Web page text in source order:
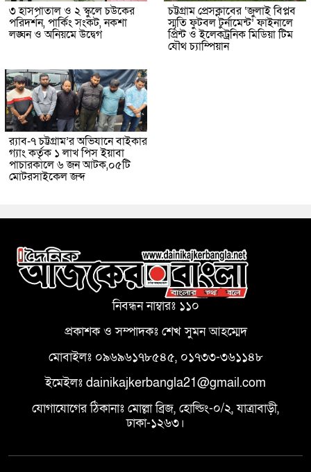
৩ হাসপাতাল ও ২ স্কুলে চউকের
পরিদর্শন, পার্কিং সংকট, নকশা
লঙ্ঘন ও অনিয়মে উদ্বেগ
চট্টগ্রাম প্রেসক্লাবের ‘জুলাই বিপ্লব
স্মৃতি ফুটবল টুর্নামেন্ট’ ফাইনালে
প্রিন্ট ও ইলেকট্রনিক মিডিয়া টিম
যৌথ চ্যাম্পিয়ান
র‌্যাব-৭ চট্টগ্রাম’র অভিযানে বাইকার
গ্যাং কর্তৃক ১ লাখ পিস ইয়াবা
পাচারকালে ৬ জন আটক,০৫টি
মোটরসাইকেল জব্দ
নিবন্ধন নাম্বারঃ ১১০
প্রকাশক ও সম্পাদকঃ শেখ সুমন আহম্মেদ
মোবাইলঃ ০৯৬৯৬১৭৮৫৪৫, ০১৭৩৩-৩৬১১৪৮
ইমেইলঃ dainikajkerbangla21@gmail.com
যোগাযোগের ঠিকানাঃ মোল্লা ব্রিজ, হোল্ডিং-০/২, যাত্রাবাড়ী,
ঢাকা-১২৬৩।